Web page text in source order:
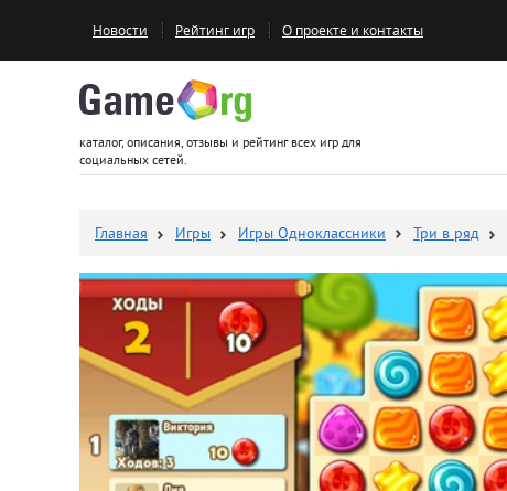
Новости Рейтинг игр О проекте и контакты
каталог, описания, отзывы и рейтинг всех игр для
социальных сетей.
Главная Игры Игры Одноклассники Три в ряд